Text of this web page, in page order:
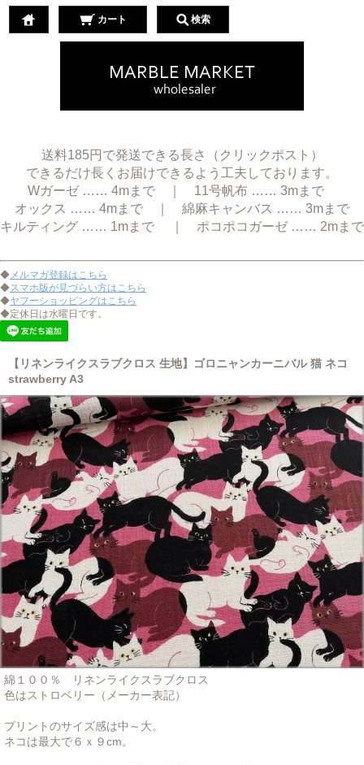
カート 検索
送料185円で発送できる長さ（クリックポスト）
できるだけ長くお届けできるよう工夫しております。
Wガーゼ …… 4mまで ｜ 11号帆布 …… 3mまで
オックス …… 4mまで ｜ 綿麻キャンバス …… 3mまで
キルティング …… 1mまで ｜ ポコポコガーゼ …… 2mまで
◆メルマガ登録はこちら
◆スマホ版が見づらい方はこちら
◆ヤフーショッピングはこちら
◆定休日は水曜日です。
【リネンライクスラブクロス 生地】ゴロニャンカーニバル 猫 ネコ
strawberry A3
綿１００％ リネンライクスラブクロス
色はストロベリー（メーカー表記）
プリントのサイズ感は中～大。
ネコは最大で６ｘ９cm。